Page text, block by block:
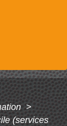
>
(services